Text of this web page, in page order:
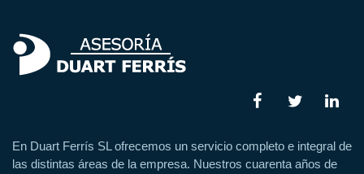
En Duart Ferrís SL ofrecemos un servicio completo e integral de
las distintas áreas de la empresa. Nuestros cuarenta años de